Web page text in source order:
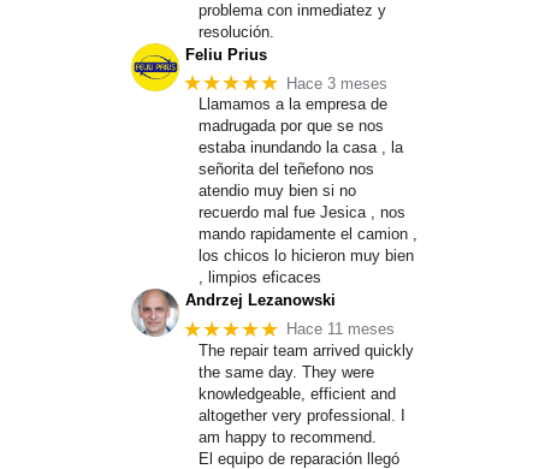
problema con inmediatez y
resolución.
Feliu Prius
★★★★★ Hace 3 meses
Llamamos a la empresa de
madrugada por que se nos
estaba inundando la casa , la
señorita del teñefono nos
atendio muy bien si no
recuerdo mal fue Jesica , nos
mando rapidamente el camion ,
los chicos lo hicieron muy bien
, limpios eficaces
Andrzej Lezanowski
★★★★★ Hace 11 meses
The repair team arrived quickly
the same day. They were
knowledgeable, efficient and
altogether very professional. I
am happy to recommend.
El equipo de reparación llegó